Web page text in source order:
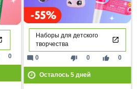
0
Наборы для детского
творчества
thumb_down 0 thumb_up 0
mode_comment 0
Осталось 5дней